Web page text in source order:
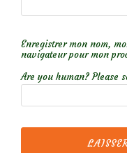
Enregistrer mon nom,
navigateur pour mon
Are you human? Please